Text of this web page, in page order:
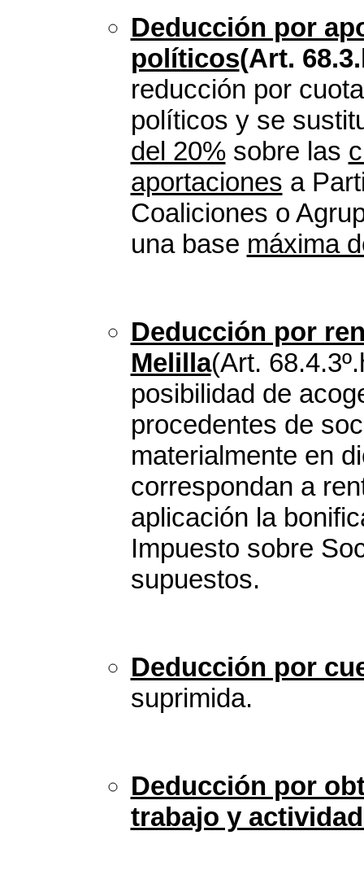
Deducción por
políticos(Art.
reducción por
políticos y se
del 20%sobre las
aportaciones a
Coaliciones o
una base máxima
Deducción por
Melilla(Art.
posibilidad de
procedentes de
materialmente en
correspondan a
aplicación la
Impuesto sobre
supuestos.
Deducción por
suprimida.
Deducción por
trabajo y